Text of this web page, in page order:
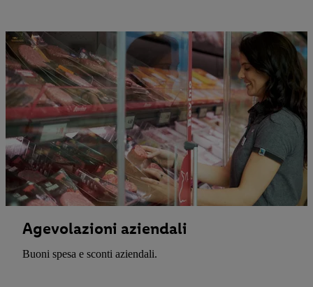
Agevolazioni aziendali
Buoni spesa e sconti aziendali.